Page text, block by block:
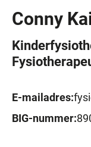
Conny
E-mailadres:
BIG-nummer: